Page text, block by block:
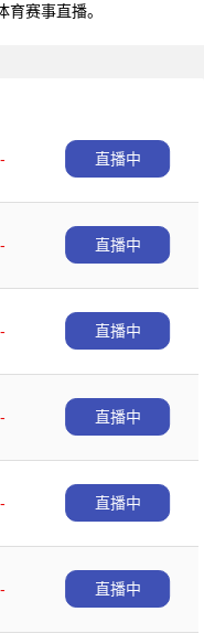
赛事直播。
-
直播中
-
直播中
-
直播中
-
直播中
-
直播中
-
直播中